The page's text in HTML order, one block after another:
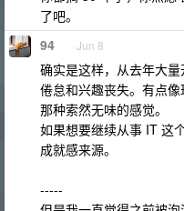
了吧。
94 Jun 8
确实是这样，从去年大
倦怠和兴趣丧失。有点
那种索然无味的感觉。
如果想要继续从事 IT 这
成就感来源。
-----